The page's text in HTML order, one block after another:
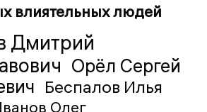
влиятельных людей
Дмитрий
Орёл Сергей
Беспалов Илья
Олег